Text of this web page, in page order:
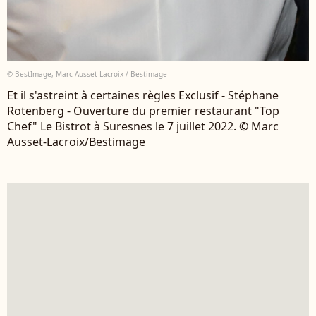
© BestImage, Marc Ausset Lacroix / Bestimage
Et il s'astreint à certaines règles Exclusif - Stéphane
Rotenberg - Ouverture du premier restaurant "Top
Chef" Le Bistrot à Suresnes le 7 juillet 2022. © Marc
Ausset-Lacroix/Bestimage